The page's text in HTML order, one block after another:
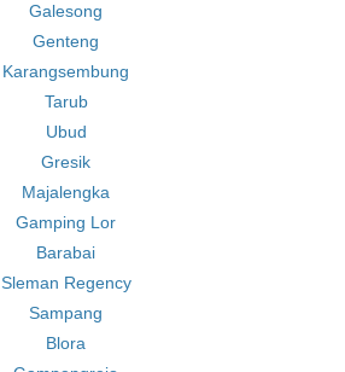
Galesong
Genteng
Karangsembung
Tarub
Ubud
Gresik
Majalengka
Gamping Lor
Barabai
Sleman Regency
Sampang
Blora